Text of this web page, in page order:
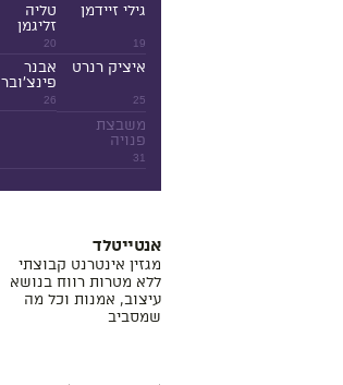
19
גילי זיידמן
20
טליה
זליגמן
25
איציק רנרט
26
אבנר
פינצ'ובר
31
משבצת
פנויה
אנטייטלד
מגזין אינטרנט קבוצתי
ללא מטרות רווח בנושא
עיצוב, אמנות וכל מה
שמסביב